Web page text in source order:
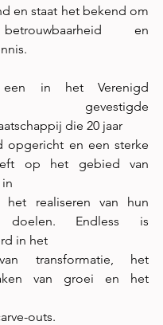
en staat het bekend om
en
in het Verenigd
gevestigde
die 20 jaar
opgericht en een sterke
op het gebied van
het realiseren van hun
doelen. Endless is
in het
transformatie, het
van groei en het
outs.